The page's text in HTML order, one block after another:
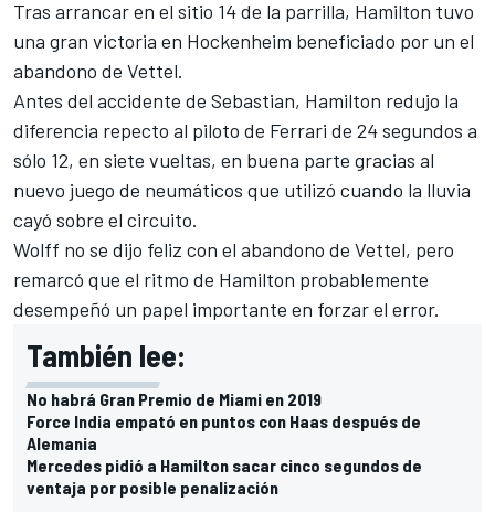
Tras arrancar en el sitio 14 de la parrilla, Hamilton tuvo
una gran victoria en Hockenheim beneficiado por un el
abandono de Vettel.
Antes del accidente de Sebastian, Hamilton redujo la
diferencia repecto al piloto de Ferrari de 24 segundos a
sólo 12, en siete vueltas, en buena parte gracias al
nuevo juego de neumáticos que utilizó cuando la lluvia
cayó sobre el circuito.
Wolff no se dijo feliz con el abandono de Vettel, pero
remarcó que el ritmo de Hamilton probablemente
desempeñó un papel importante en forzar el error.
También lee:
No habrá Gran Premio de Miami en 2019
Force India empató en puntos con Haas después de
Alemania
Mercedes pidió a Hamilton sacar cinco segundos de
ventaja por posible penalización